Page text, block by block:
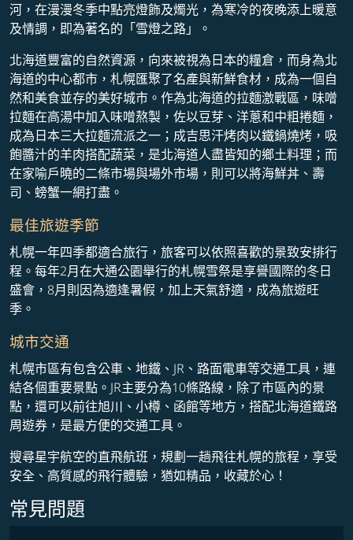
河，在漫漫冬季中點亮燈飾及燭光，為寒冷的夜晚添上暖意
及情調，即為著名的「雪燈之路」。
北海道豐富的自然資源，向來被視為日本的糧倉，而身為北
海道的中心都市，札幌匯聚了名產與新鮮食材，成為一個自
然和美食並存的美好城市。作為北海道的拉麵激戰區，味噌
拉麵在高湯中加入味噌熬製，佐以豆芽、洋蔥和中粗捲麵，
成為日本三大拉麵流派之一；成吉思汗烤肉以鐵鍋燒烤，吸
飽醬汁的羊肉搭配蔬菜，是北海道人盡皆知的鄉土料理；而
在家喻戶曉的二條市場與場外市場，則可以將海鮮丼、壽
司、螃蟹一網打盡。
最佳旅遊季節
札幌一年四季都適合旅行，旅客可以依照喜歡的景致安排行
程。每年2月在大通公園舉行的札幌雪祭是享譽國際的冬日
盛會，8月則因為適逢暑假，加上天氣舒適，成為旅遊旺
季。
城市交通
札幌市區有包含公車、地鐵、JR、路面電車等交通工具，連
結各個重要景點。JR主要分為10條路線，除了市區內的景
點，還可以前往旭川、小樽、函館等地方，搭配北海道鐵路
周遊券，是最方便的交通工具。
搜尋星宇航空的直飛航班，規劃一趟飛往札幌的旅程，享受
安全、高質感的飛行體驗，猶如精品，收藏於心！
常見問題